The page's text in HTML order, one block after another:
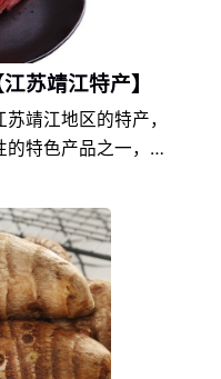
苏靖江特产】
靖江地区的特产，
特色产品之一，由
零大叔酥脆猪肉脯
名，深受飘零大叔
的喜爱。